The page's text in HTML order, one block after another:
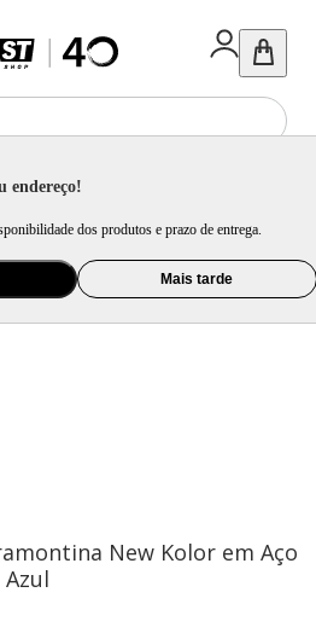
endereço!
dos produtos e prazo de entrega.
Mais tarde
Talher Avulso
New Kolor em Aço